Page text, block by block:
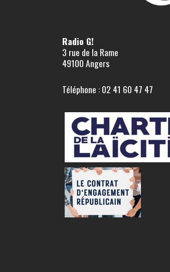
Radio G!
3 rue de la Rame
49100 Angers
Téléphone : 02 41 60 47 47